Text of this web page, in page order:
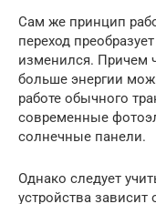
Сам же принцип
переход
изменился. Причем
больше энергии
работе обычного
современные
солнечные панели.
Однако следует
устройства